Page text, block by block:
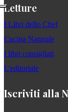
Letture
I Libri dello Chef
Cucina Naturale
I libri consigliati
L'editoriale
Iscriviti alla